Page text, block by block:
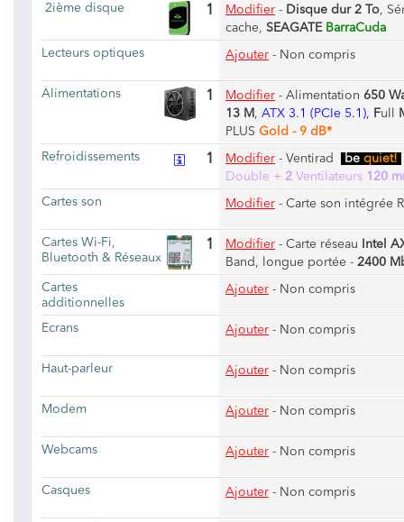
2ième disque
1 Modifier - Disque dur 2 To,
cache, SEAGATE BarraCuda
Lecteurs optiques
Ajouter - Non compris
Alimentations 1 Modifier - Alimentation 650
13 M, ATX 3.1 (PCIe 5.1), Full
PLUS Gold - 9 dB*
Refroidissements
1 Modifier - Ventirad be quiet!
Double + 2 Ventilateurs 120
Cartes son
Modifier - Carte son intégrée
Cartes Wi-Fi,
Bluetooth & Réseaux
1 Modifier - Carte réseau
Intel
Band, longue portée - 2400
Cartes
additionnelles
Ajouter - Non compris
Ecrans Ajouter - Non compris
Haut-parleur Ajouter - Non compris
Modem Ajouter - Non compris
Webcams Ajouter - Non compris
Casques Ajouter - Non compris